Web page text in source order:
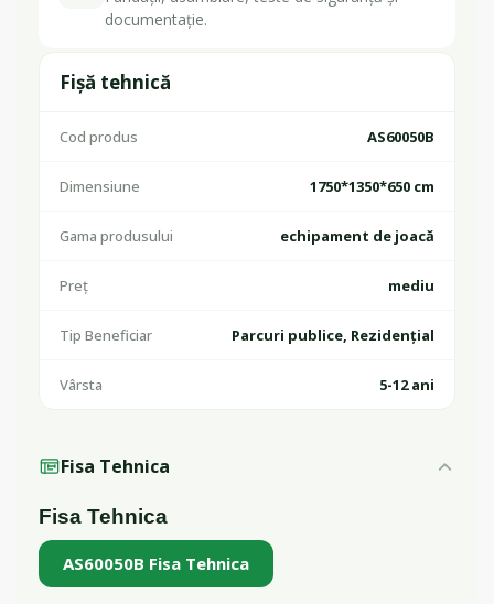
documentație.
Fișă tehnică
Cod produs AS60050B
Dimensiune 1750*1350*650 cm
Gama produsului echipament de joacă
Preț mediu
Tip Beneficiar Parcuri publice, Rezidențial
Vârsta 5-12 ani
Fisa Tehnica
Fisa Tehnica
AS60050B Fisa Tehnica